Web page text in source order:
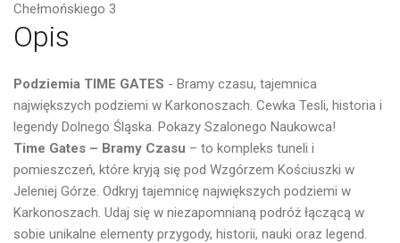
Chełmońskiego 3
Opis
Podziemia TIME GATES - Bramy czasu, tajemnica
największych podziemi w Karkonoszach. Cewka Tesli, historia i
legendy Dolnego Śląska. Pokazy Szalonego Naukowca!
Time Gates – Bramy Czasu – to kompleks tuneli i
pomieszczeń, które kryją się pod Wzgórzem Kościuszki w
Jeleniej Górze. Odkryj tajemnicę największych podziemi w
Karkonoszach. Udaj się w niezapomnianą podróż łączącą w
sobie unikalne elementy przygody, historii, nauki oraz legend.